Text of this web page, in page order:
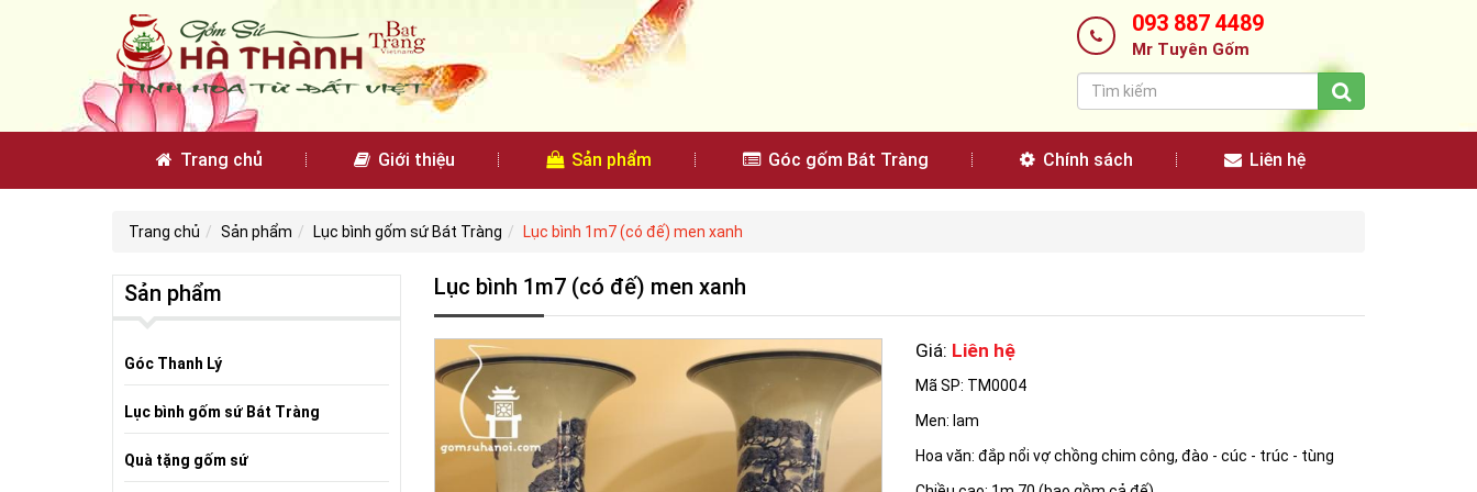
093 887 4489
Mr Tuyên Gốm
Trang chủ Giới thiệu Sản phẩm Góc gốm Bát Tràng Chính sách Liên hệ
Trang chủ Sản phẩm Lục bình gốm sứ Bát Tràng Lục bình 1m7 (có đế) men xanh
Lục bình 1m7 (có đế) men xanh
Giá: Liên hệ
Mã SP: TM0004
Men: lam
Hoa văn: đắp nổi vợ chồng chim công, đào - cúc - trúc - tùng
Sản phẩm
Góc Thanh Lý
Lục bình gốm sứ Bát Tràng
Quà tặng gốm sứ